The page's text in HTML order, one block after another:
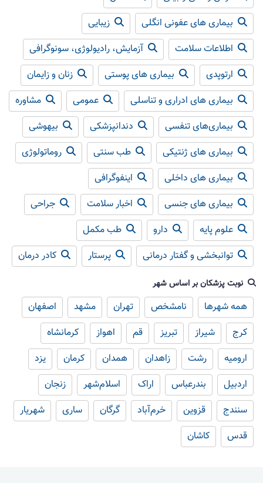
بیماری های عفونی انگلی
زیبایی
اطلاعات سلامت
آزمایش، رادیولوژی، سونوگرافی
ارتوپدی
بیماری های پوستی
زنان و زایمان
بیماری های ادراری و تناسلی
عمومی
مشاوره
بیماری‌های تنفسی
دندانپزشکی
بیهوشی
بیماری های ژنتیکی
طب سنتی
روماتولوژی
بیماری های داخلی
اینفوگرافی
بیماری های جنسی
اخبار سلامت
جراحی
علوم پایه
دارو
طب مکمل
توانبخشی و گفتار درمانی
پرستار کادر درمان
نوبت پزشکان بر اساس شهر
همه شهرها نامشخص تهران مشهد
اصفهان
کرج
شیراز تبریز قم اهواز
کرمانشاه
ارومیه
رشت زاهدان همدان کرمان
یزد
اردبیل
بندرعباس اراک اسلام‌شهر
زنجان
سنندج
قزوین خرم‌آباد گرگان ساری
شهریار
قدس
کاشان